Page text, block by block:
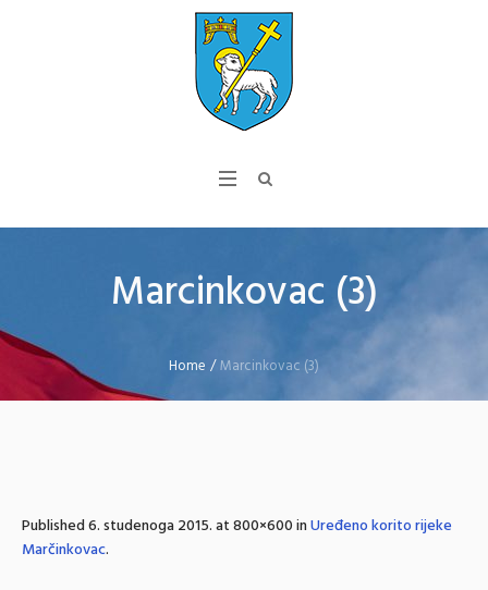
Marcinkovac (3)
Home /Marcinkovac (3)
Published6. studenoga 2015.at 800×600 inUređeno korito rijeke
Marčinkovac.